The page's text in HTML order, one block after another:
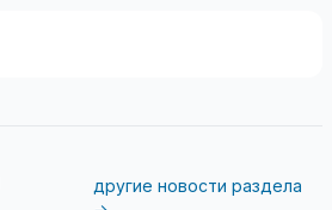
другие новости раздела